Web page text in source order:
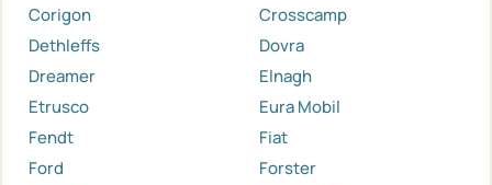
Corigon
Crosscamp
Dethleffs
Dovra
Dreamer
Elnagh
Etrusco
Eura Mobil
Fendt
Fiat
Ford
Forster